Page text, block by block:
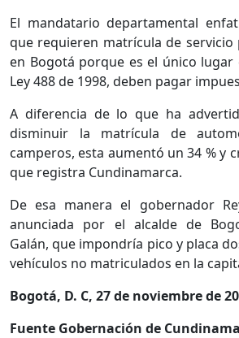
El mandatario departamental
que requieren matrícula de
en Bogotá porque es el único
Ley 488 de 1998, deben pagar
A diferencia de lo que ha
disminuir la matrícula de
camperos, esta aumentó un 34 % y
que registra Cundinamarca.
De esa manera el gobernador
anunciada por el alcalde de
Galán, que impondría pico y placa
vehículos no matriculados en la
Bogotá, D. C, 27 de noviembre de
Fuente Gobernación de